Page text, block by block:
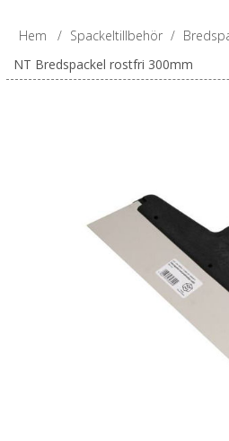
Hem / Spackeltillbehör /
NT Bredspackel rostfri 300mm